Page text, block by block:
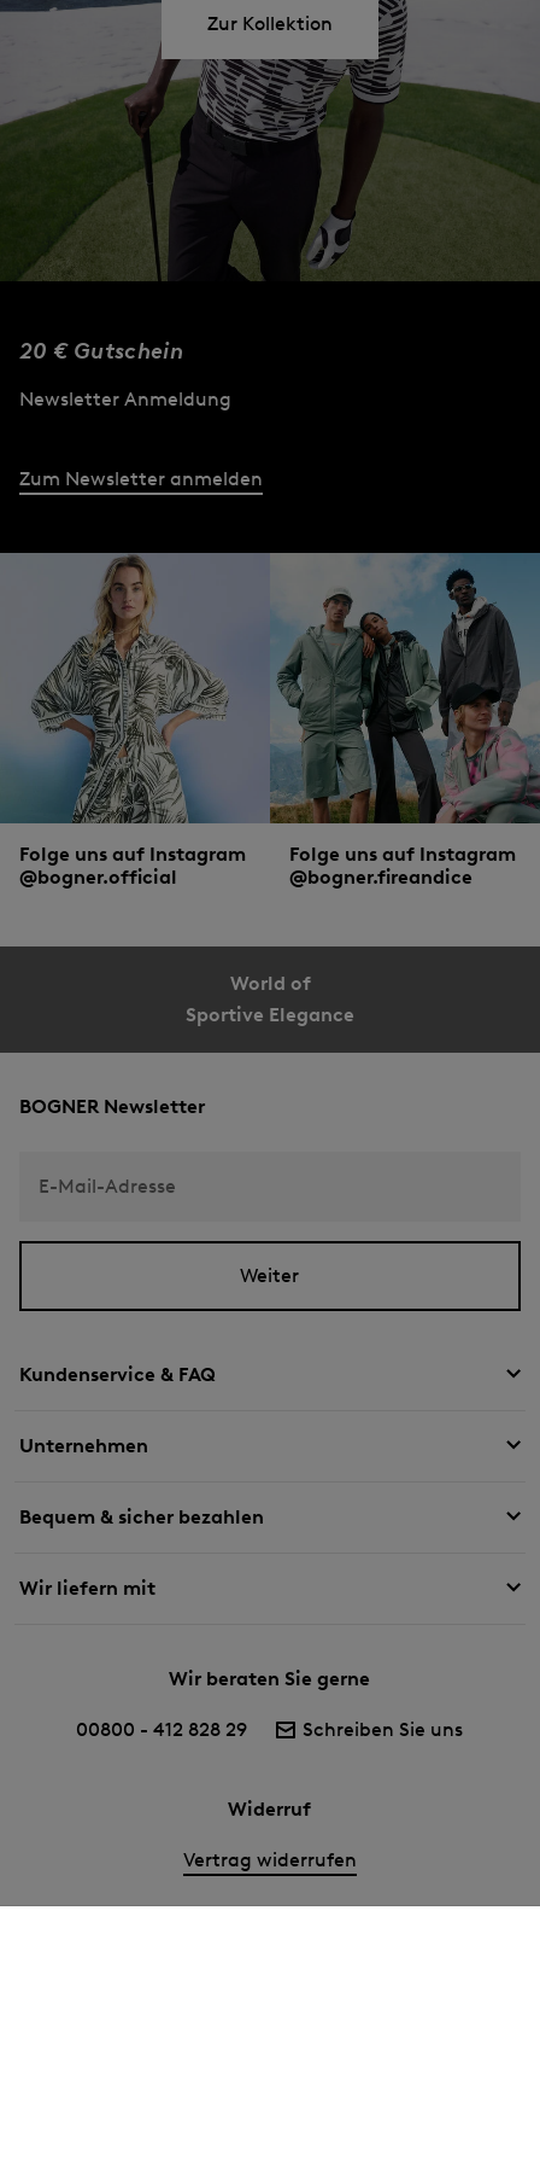
Zur Kollektion
20 € Gutschein
Newsletter Anmeldung
Zum Newsletter anmelden
Folge uns auf Instagram
@bogner.official
Folge uns auf Instagram
@bogner.fireandice
World of
Sportive Elegance
Kundenservice & FAQ
Unternehmen
Bequem & sicher bezahlen
Wir liefern mit
Wir beraten Sie gerne
00800 - 412 828 29 Schreiben Sie uns
Widerruf
Vertrag widerrufen
BOGNER Newsletter
E-Mail-Adresse
Weiter